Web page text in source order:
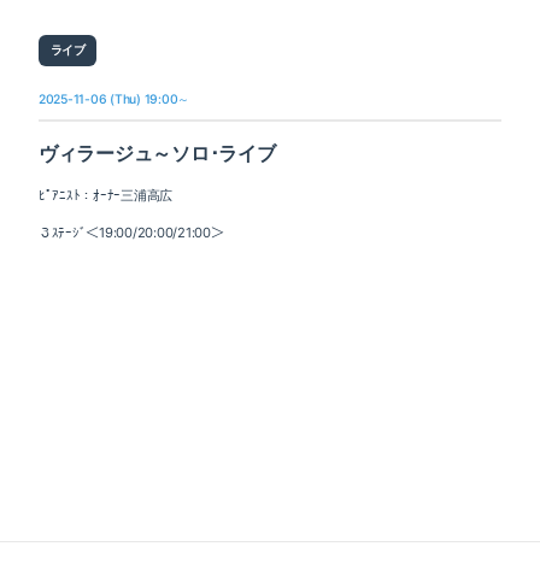
ライブ
2025-11-06 (Thu) 19:00～
ヴィラージュ～ソロ･ライブ
ﾋﾟｱﾆｽﾄ：ｵｰﾅｰ三浦高広
３ｽﾃｰｼﾞ＜19:00/20:00/21:00＞